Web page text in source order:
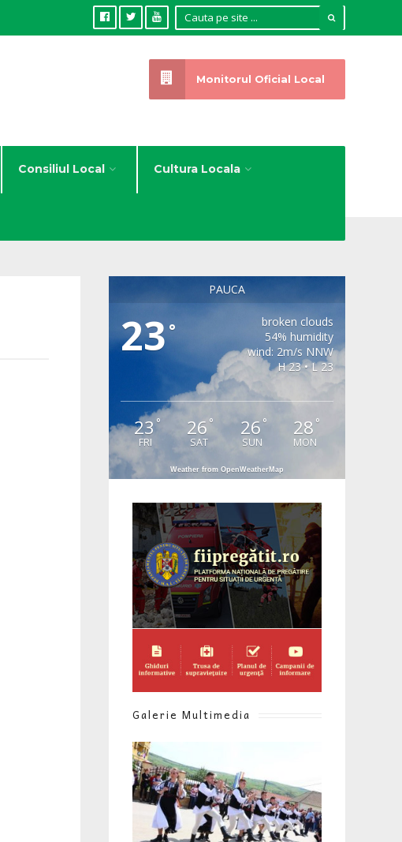
Consiliul Local Cultura Locala
Monitorul Oficial Local
PAUCA
23°
broken clouds
54% humidity
wind: 2m/s NNW
H 23 • L 23
23 °
FRI
26 °
SAT
26°
SUN
28 °
MON
Weather from OpenWeatherMap
Galerie Multimedia